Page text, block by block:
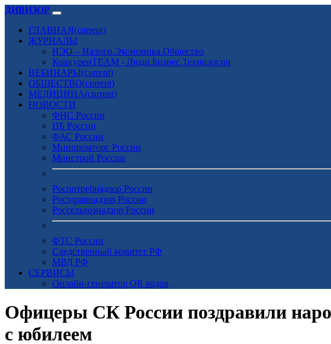
ДИВИЗОР
ГЛАВНАЯ(current)
ЖУРНАЛЫ
НЭО – Налоги.Экономика.Общество
КонкуренTEAM - Люди.Бизнес.Технологии
ВЕБИНАРЫ(current)
ОБЩЕСТВО(current)
МЕДИЦИНА(current)
НОВОСТИ
ФНС России
ЦБ России
ФАС России
Минпромторг России
Минстрой России
Роспотребнадзор России
Росздравнадзор России
Россельхознадзор России
ФТС России
Следственный комитет РФ
МВД РФ
СЕРВИСЫ
Онлайн-генератор QR кодов
Офицеры СК России поздравили
с юбилеем